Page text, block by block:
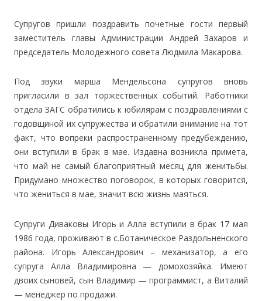
Супругов пришли поздравить почетные гости первый
заместитель главы Администрации Андрей Захаров и
председатель Молодежного совета Людмила Макарова.
Под звуки марша Мендельсона супругов вновь
пригласили в зал торжественных событий. Работники
отдела ЗАГС обратились к юбилярам с поздравлениями с
годовщиной их супружества и обратили внимание на тот
факт, что вопреки распространенному предубеждению,
они вступили в брак в мае. Издавна возникла примета,
что май не самый благоприятный месяц для женитьбы.
Придумано множество поговорок, в которых говорится,
что жениться в мае, значит всю жизнь маяться.
Супруги Диваковы Игорь и Алла вступили в брак 17 мая
1986 года, проживают в с.Ботаническое Раздольненского
района. Игорь Александрович – механизатор, а его
супруга Алла Владимировна — домохозяйка. Имеют
двоих сыновей, сын Владимир — программист, а Виталий
— менеджер по продажи.